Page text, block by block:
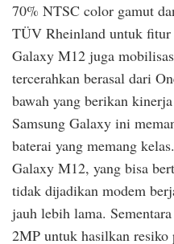
70% NTSC color gamut
TÜV Rheinland untuk fitur
Galaxy M12 juga
tercerahkan berasal dari
bawah yang berikan
Samsung Galaxy ini
baterai yang memang
Galaxy M12, yang bisa
tidak dijadikan modem
jauh lebih lama.
2MP untuk hasilkan